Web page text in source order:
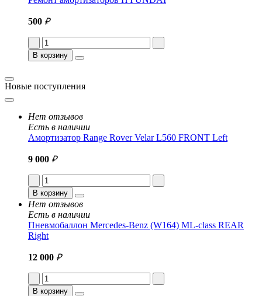
500 ₽
В корзину
Новые поступления
Нет отзывов
Есть в наличии
Амортизатор Range Rover Velar L560 FRONT Left
9 000 ₽
В корзину
Нет отзывов
Есть в наличии
Пневмобаллон Mercedes-Benz (W164) ML-class REAR
Right
12 000 ₽
В корзину